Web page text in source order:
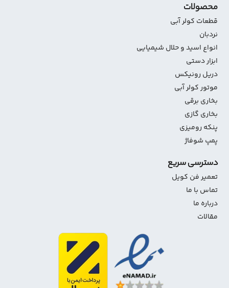
محصولات
قطعات کولر آبی
نردبان
انواع اسید و حلال شیمیایی
ابزار دستی
دریل رونیکس
موتور کولر آبی
بخاری برقی
بخاری گازی
پنکه رومیزی
پمپ شوفاژ
دسترسی سریع
تعمیر فن کویل
تماس با ما
درباره ما
مقالات